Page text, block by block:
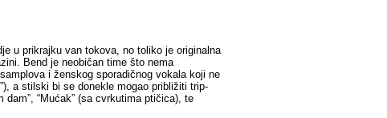
u prikrajku van tokova, no toliko je originalna
Bend je neobičan time što nema
i ženskog sporadičnog vokala koji ne
a stilski bi se donekle mogao približiti trip-
“Mućak” (sa cvrkutima ptičica), te